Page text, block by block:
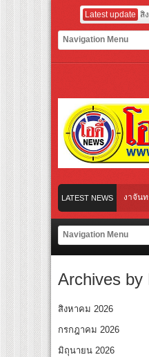
Latest update สิ
LATEST NEWS
Her Rules ใต้เงาจันทรา” เปิดเ
อาย เลิกเงียบ เลิกชะล่าใจ” เรื่อง
ร์ สู่ทีมชาติไทย ชวนแฟนลูกยางใกล้ชิดนั
ดับโลก “ปู่ม่านย่าม่าน” เรียนรู้นวัตกรรม
ษ์ ‘คุณยายวรนาฏ’ (INHERIT) เตรีย
สุดชีวิต โกนหัวรับบทแม่ชี นำทีมนักแ
Her Rules ใต้เงาจันทรา” เปิดเ
Archives by
สิงหาคม 2026
กรกฎาคม 2026
มิถุนายน 2026